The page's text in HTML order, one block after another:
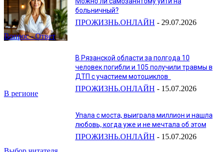
Вопрос - Ответ
больничный?
ПРОЖИЗНЬ.ОНЛАЙН - 29.07.2026
В регионе
В Рязанской области за полгода 10
человек погибли и 105 получили травмы в
ДТП с участием мотоциклов
ПРОЖИЗНЬ.ОНЛАЙН - 15.07.2026
Упала с моста, выиграла миллион и нашла
любовь, когда уже и не мечтала об этом
ПРОЖИЗНЬ.ОНЛАЙН - 15.07.2026